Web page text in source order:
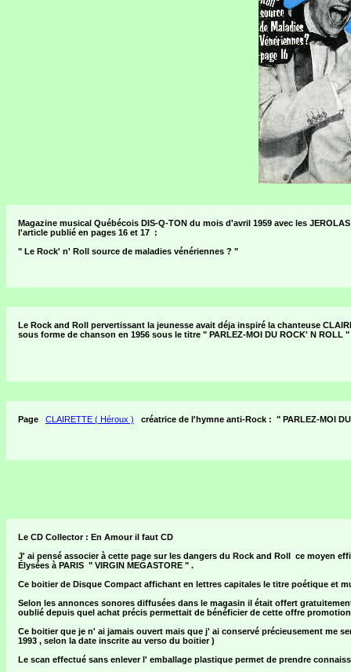
Magazine musical Québécois DIS-Q-TON du mois d'avril 1959 avec les
l'article publié en pages 16 et 17 :
" Le Rock' n' Roll source de maladies vénériennes ? "
Le Rock and Roll pervertissant la jeunesse avait déja inspiré la chanteuse
sous forme de chanson en 1956 sous le titre " PARLEZ-MOI DU ROCK' N ROLL "
Page CLAIRETTE ( Héroux ) créatrice de l'hymne anti-Rock : " PARLEZ-MOI
Le CD Collector : En Amour il faut CD
J' ai pensé associer à cette page sur les dangers du Rock and Roll ce moyen
Élysées à PARIS " VIRGIN MEGASTORE " .
Ce boitier de Disque Compact affichant en lettres capitales le titre poétique et
Selon les annonces sonores diffusées dans le magasin il était offert
oublié depuis quel achat précis permettait de bénéficier de cette offre
Ce boitier que je n' ai jamais ouvert mais que j' ai conservé précieusement me
1993 , selon la date inscrite au verso du boitier )
Le scan effectué sans enlever l' emballage plastique permet de prendre